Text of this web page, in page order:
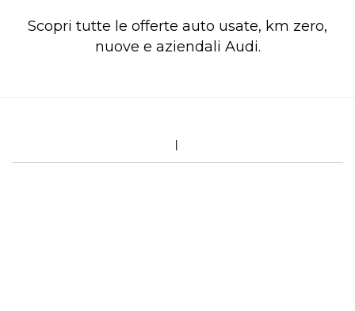
Scopri tutte le offerte auto usate, km zero,
nuove e aziendali Audi.